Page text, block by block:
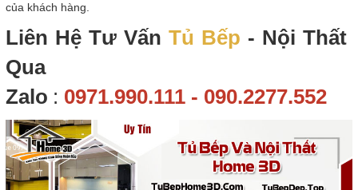
của khách hàng.
Liên Hệ Tư Vấn Tủ Bếp - Nội Thất
Qua
Zalo : 0971.990.111 - 090.2277.552